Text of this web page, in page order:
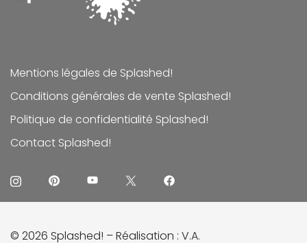
Mentions légales de Splashed!
Conditions générales de vente Splashed!
Politique de confidentialité Splashed!
Contact Splashed!
© 2026 Splashed! – Réalisation : V.A.